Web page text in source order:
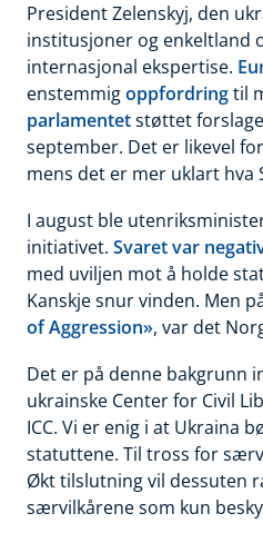
PresidentZelenskyj, den
institusjoner og enkeltland
internasjonal ekspertise.
enstemmigoppfordringtil
parlamentetstøttet
september. Det er likevel
mens det er mer uklart hva
I august ble
initiativet. Svaret var
med uviljen mot å holde
Kanskje snur vinden. Men
of Aggression», var det
Det er på denne bakgrunn
ukrainske Center for Civil
ICC. Vi er enig i at Ukraina
statuttene. Til tross for
Økt tilslutning vil dessuten
særvilkårene som kun